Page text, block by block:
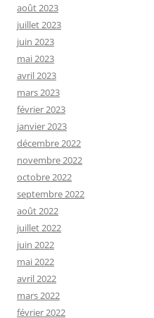
août 2023
juillet 2023
juin 2023
mai 2023
avril 2023
mars 2023
février 2023
janvier 2023
décembre 2022
novembre 2022
octobre 2022
septembre 2022
août 2022
juillet 2022
juin 2022
mai 2022
avril 2022
mars 2022
février 2022